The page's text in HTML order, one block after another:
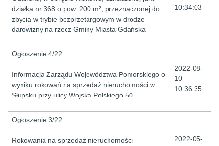
działka nr 368 o pow. 200 m², przeznaczonej do
zbycia w trybie bezprzetargowym w drodze
darowizny na rzecz Gminy Miasta Gdańska
10:34:03
Ogłoszenie 4/22
Informacja Zarządu Województwa Pomorskiego o
wyniku rokowań na sprzedaż nieruchomości w
Słupsku przy ulicy Wojska Polskiego 50
2022-08-
10
10:36:35
Ogłoszenie 3/22
Rokowania na sprzedaż nieruchomości
2022-05-